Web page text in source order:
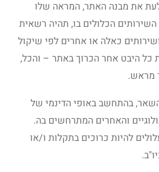
את מבנה האתר, המראה שלו
השירותים הכלולים בו, תהיה רשאית
כאלה או אחרים לפי שיקול
כל היבט אחר הכרוך באתר – והכל,
מראש.
השאר, בהתחשב באופי הדינמי של
והאחרים המתרחשים בה.
להיות כרוכים בתקלות ו/או